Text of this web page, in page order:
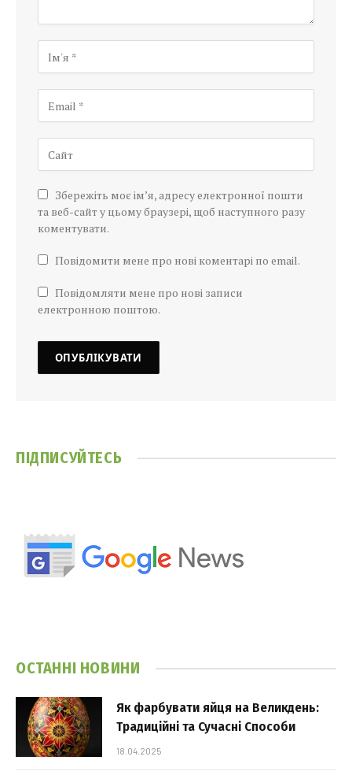
Збережіть моє ім’я, адресу електронної пошти
та веб-сайт у цьому браузері, щоб наступного разу
коментувати.
Повідомити мене про нові коментарі по email.
Повідомляти мене про нові записи
електронною поштою.
ПІДПИСУЙТЕСЬ
ОСТАННІ НОВИНИ
Як фарбувати яйця на Великдень:
Традиційні та Сучасні Способи
18.04.2025